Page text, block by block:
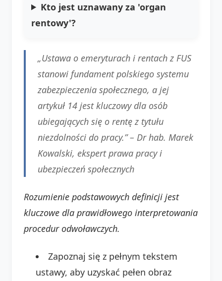
Kto jest uznawany za 'organ
rentowy'?
„Ustawa o emeryturach i rentach z FUS
stanowi fundament polskiego systemu
zabezpieczenia społecznego, a jej
artykuł 14 jest kluczowy dla osób
ubiegających się o rentę z tytułu
niezdolności do pracy.” – Dr hab. Marek
Kowalski, ekspert prawa pracy i
ubezpieczeń społecznych
Rozumienie podstawowych definicji jest
kluczowe dla prawidłowego interpretowania
procedur odwoławczych.
Zapoznaj się z pełnym tekstem
ustawy, aby uzyskać pełen obraz